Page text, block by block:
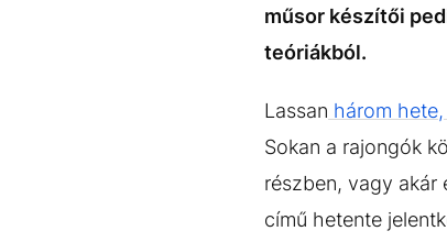
műsor készítői
teóriákból.
Lassan három
Sokan a rajongók
részben, vagy akár
című hetente